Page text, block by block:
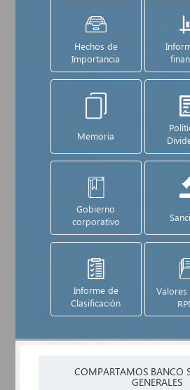
Hechos de
Importancia
Memoria
Gobierno
corporativo
Informe de
Clasificación
Valores
COMPARTAMOS BANCO
GENERALES